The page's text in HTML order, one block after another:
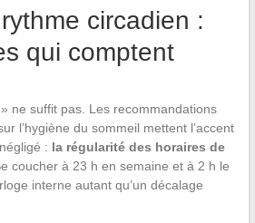
circadien :
qui comptent
ne suffit pas. Les recommandations
l’hygiène du sommeil mettent l’accent
: la régularité des horaires de
coucher à 23 h en semaine et à 2 h le
interne autant qu’un décalage